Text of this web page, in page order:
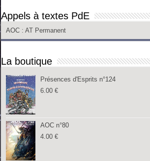
Appels à textes PdE
AOC : AT Permanent
La boutique
Présences d'Esprits n°124
6.00€
AOC n°80
4.00€